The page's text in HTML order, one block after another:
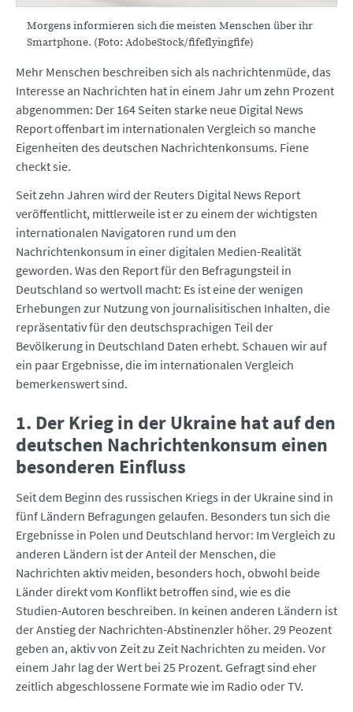
Morgens informieren sich die meisten Menschen über ihr
Smartphone. (Foto: AdobeStock/fifeflyingfife)
Mehr Menschen beschreiben sich als nachrichtenmüde, das
Interesse an Nachrichten hat in einem Jahr um zehn Prozent
abgenommen: Der 164 Seiten starke neue Digital News
Report offenbart im internationalen Vergleich so manche
Eigenheiten des deutschen Nachrichtenkonsums. Fiene
checkt sie.
Seit zehn Jahren wird der Reuters Digital News Report
veröffentlicht, mittlerweile ist er zu einem der wichtigsten
internationalen Navigatoren rund um den
Nachrichtenkonsum in einer digitalen Medien-Realität
geworden. Was den Report für den Befragungsteil in
Deutschland so wertvoll macht: Es ist eine der wenigen
Erhebungen zur Nutzung von journalisitischen Inhalten, die
repräsentativ für den deutschsprachigen Teil der
Bevölkerung in Deutschland Daten erhebt. Schauen wir auf
ein paar Ergebnisse, die im internationalen Vergleich
bemerkenswert sind.
1. Der Krieg in der Ukraine hat auf den
deutschen Nachrichtenkonsum einen
besonderen Einfluss
Seit dem Beginn des russischen Kriegs in der Ukraine sind in
fünf Ländern Befragungen gelaufen. Besonders tun sich die
Ergebnisse in Polen und Deutschland hervor: Im Vergleich zu
anderen Ländern ist der Anteil der Menschen, die
Nachrichten aktiv meiden, besonders hoch, obwohl beide
Länder direkt vom Konflikt betroffen sind, wie es die
Studien-Autoren beschreiben. In keinen anderen Ländern ist
der Anstieg der Nachrichten-Abstinenzler höher. 29 Peozent
geben an, aktiv von Zeit zu Zeit Nachrichten zu meiden. Vor
einem Jahr lag der Wert bei 25 Prozent. Gefragt sind eher
zeitlich abgeschlossene Formate wie im Radio oder TV.